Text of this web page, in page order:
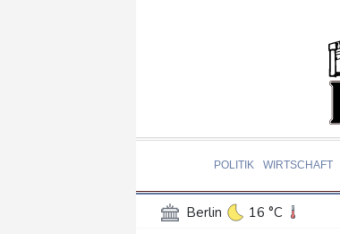
POLITIK WIRTSCHAFT
Berlin 16 °C